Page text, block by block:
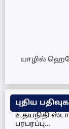
யாழில்
புதிய
உதயநிதி
பரபரப்பு…